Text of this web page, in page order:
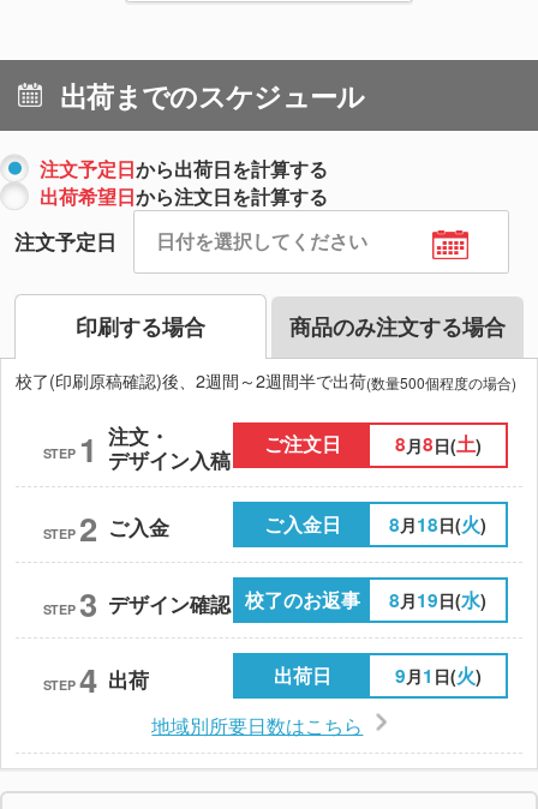
出荷までのスケジュール
注文予定日から出荷日を計算する
出荷希望日から注文日を計算する
注文予定日
印刷する場合 商品のみ注文する場合
校了(印刷原稿確認)後、2週間～2週間半で出荷(数量500個程度の場合)
STEP 1 注文・
デザイン入稿
ご注文日 8 月8日(土)
STEP 2 ご入金 ご入金日 8月18日(火)
STEP 3 デザイン確認 校了のお返事 8月19日(水)
STEP 4 出荷 出荷日 9月1 日(火)
地域別所要日数はこちら